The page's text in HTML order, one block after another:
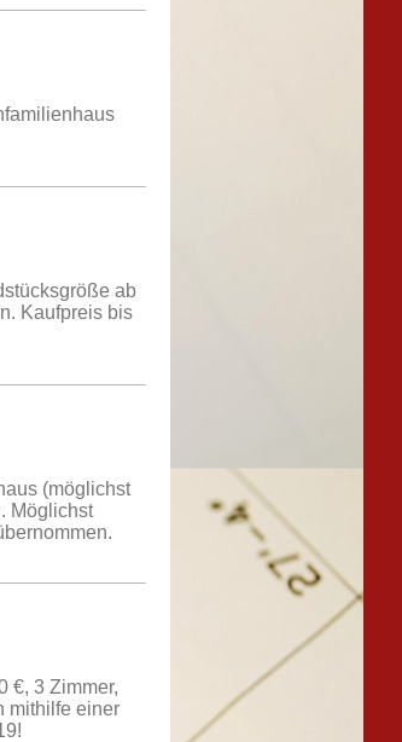
ab
Kaufpreis bis
(möglichst
Möglichst
€, 3 Zimmer,
mithilfe einer